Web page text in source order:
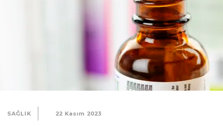
SAĞLIK 22 Kasım 2023